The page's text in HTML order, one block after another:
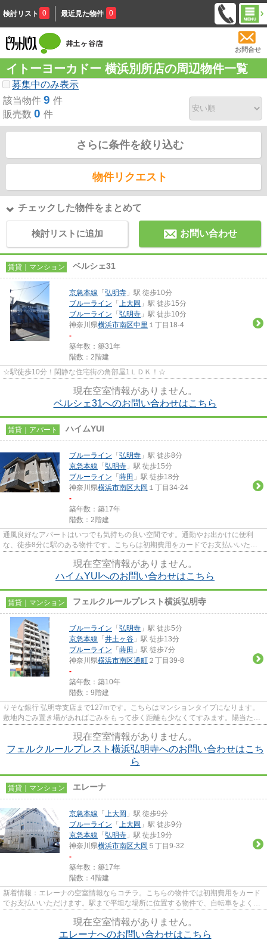
検討リスト 0 最近見た物件 0
お問合せ
イトーヨーカドー 横浜別所店の周辺物件一覧
募集中のみ表示
該当物件 9 件
販売数 0 件
さらに条件を絞り込む
物件リクエスト
チェックした物件をまとめて
検討リストに追加 お問い合わせ
賃貸｜マンション ベルシェ31
京急本線 「 弘明寺 」駅 徒歩10分
ブルーライン 「 上大岡 」駅 徒歩15分
ブルーライン 「 弘明寺 」駅 徒歩10分
神奈川県横浜市南区中里 １丁目18-4
-
築年数：築31年
階数：2階建
☆駅徒歩10分！閑静な住宅街の角部屋1ＬＤＫ！☆
現在空室情報がありません。
ベルシェ31へのお問い合わせはこちら
賃貸｜アパート ハイムYUI
ブルーライン 「 弘明寺 」駅 徒歩8分
京急本線 「 弘明寺 」駅 徒歩15分
ブルーライン 「 蒔田 」駅 徒歩18分
神奈川県横浜市南区大岡 １丁目34-24
-
築年数：築17年
階数：2階建
通風良好なアパートはいつでも気持ちの良い空間です。通勤やお出かけに便利
な、徒歩8分に駅のある物件です。こちらは初期費用をカードでお支払いいただ
現在空室情報がありません。
ハイムYUIへのお問い合わせはこちら
賃貸｜マンション フェルクルールプレスト横浜弘明寺
ブルーライン 「 弘明寺 」駅 徒歩5分
京急本線 「 井土ヶ谷 」駅 徒歩13分
ブルーライン 「 蒔田 」駅 徒歩7分
神奈川県横浜市南区通町 ２丁目39-8
-
築年数：築10年
階数：9階建
りそな銀行 弘明寺支店まで127mです。こちらはマンションタイプになります。
敷地内ごみ置き場があればごみをもって歩く距離も少なくてすみます。陽当たり
現在空室情報がありません。
フェルクルールプレスト横浜弘明寺へのお問い合わせはこち
ら
賃貸｜マンション エレーナ
京急本線 「 上大岡 」駅 徒歩9分
ブルーライン 「 上大岡 」駅 徒歩9分
京急本線 「 弘明寺 」駅 徒歩19分
神奈川県横浜市南区大岡 ５丁目9-32
-
築年数：築17年
階数：4階建
新着情報：エレーナの空室情報ならコチラ。こちらの物件では初期費用をカード
でお支払いいただけます。駅まで平坦な場所に位置する物件で、自転車をよく使
現在空室情報がありません。
エレーナへのお問い合わせはこちら